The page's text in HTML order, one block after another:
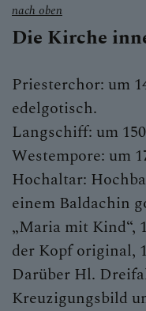
nach oben
Die Kirche
Priesterchor: um
edelgotisch.
Langschiff: um
Westempore: um
Hochaltar:
einem Baldachin
„Maria mit Kind“,
der Kopf original,
Darüber Hl.
Kreuzigungsbild